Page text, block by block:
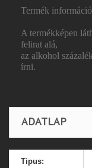
Termék
A termékképen
felirat alá,
az alkohol
írni.
ADATLAP
Tipus: